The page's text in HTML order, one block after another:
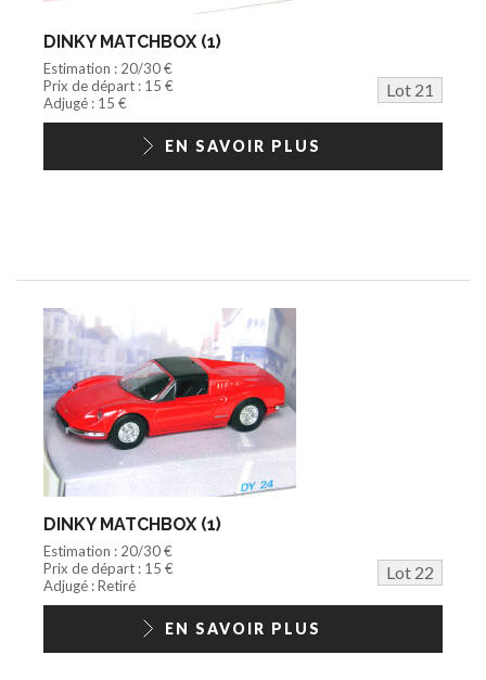
DINKY MATCHBOX (1)
Estimation : 20/30 €
Prix de départ : 15 €
Lot 21
Adjugé : 15 €
EN SAVOIR PLUS
DINKY MATCHBOX (1)
Estimation : 20/30 €
Prix de départ : 15 €
Lot 22
Adjugé : Retiré
EN SAVOIR PLUS